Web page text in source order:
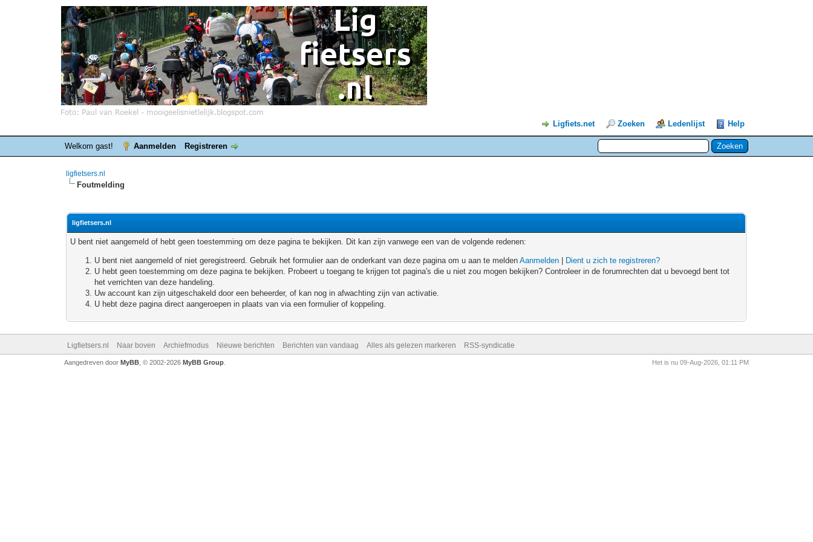
Ligfiets.net Zoeken Ledenlijst Help
Welkom gast! Aanmelden Registreren
ligfietsers.nl
Foutmelding
ligfietsers.nl
U bent niet aangemeld of hebt geen toestemming om deze pagina te bekijken. Dit kan zijn vanwege een van de volgende redenen:
U bent niet aangemeld of niet geregistreerd. Gebruik het formulier aan de onderkant van deze pagina om u aan te meldenAanmelden
Dient u zich te registreren?
U hebt geen toestemming om deze pagina te bekijken. Probeert u toegang te krijgen tot pagina's die u niet zou mogen bekijken? Controleer in de forumrechten dat u bevoegd bent tot
het verrichten van deze handeling.
Uw account kan zijn uitgeschakeld door een beheerder, of kan nog in afwachting zijn van activatie.
U hebt deze pagina direct aangeroepen in plaats van via een formulier of koppeling.
Ligfietsers.nl Naar boven Archiefmodus Nieuwe berichten Berichten van vandaag Alles als gelezen markeren RSS-syndicatie
Het is nu 09-Aug-2026, 01:11 PM
Aangedreven door MyBB, © 2002-2026 MyBB Group.